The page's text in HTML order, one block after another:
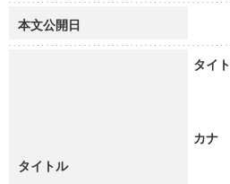
本文公開日
タイトル
タイ
カナ